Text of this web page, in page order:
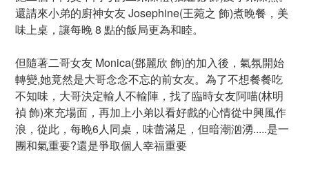
還請來小弟的廚神女友 Josephine(王菀之 飾)煮晚餐，美
味上桌，讓每晚 8 點的飯局更為和睦。
但隨著二哥女友 Monica(鄧麗欣 飾)的加入後，氣氛開始
轉變,她竟然是大哥念念不忘的前女友。為了不想餐餐吃
不知味，大哥決定輸人不輸陣，找了臨時女友阿喵(林明
禎 飾)來充場面，再加上小弟以看好戲的心情從中興風作
浪，從此，每晚6人同桌，味蕾滿足，但暗潮汹湧.....是一
團和氣重要?還是爭取個人幸福重要